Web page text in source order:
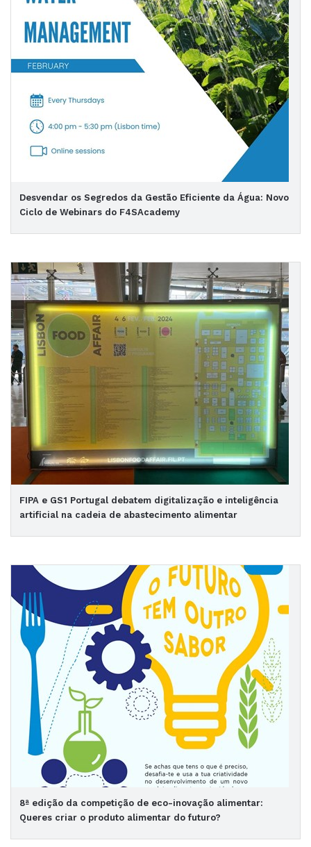
Desvendar os Segredos da Gestão Eficiente da Água: Novo
Ciclo de Webinars do F4SAcademy
FIPA e GS1 Portugal debatem digitalização e inteligência
artificial na cadeia de abastecimento alimentar
8ª edição da competição de eco-inovação alimentar:
Queres criar o produto alimentar do futuro?